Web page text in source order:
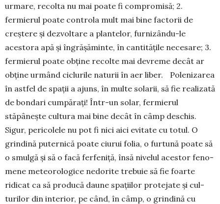
urmare, recolta nu mai poate fi compromisă; 2.
fermierul poate controla mult mai bine factorii de
creștere și dezvoltare a plantelor, furnizându-le
acestora apă și îngrășăminte, în cantitățile nece­sa­re; 3.
fermierul poate obține recolte mai devreme decât ar
obține urmând ciclurile naturii în aer liber. Polenizarea
în astfel de spații a ajuns, în multe solarii, să fie realizată
de bondari cumpărați! Într-un solar, fermierul
stăpânește cultura mai bine decât în câmp deschis.
Sigur, pericolele nu pot fi nici aici evitate cu to­tul. O
grindină puternică poate ciurui folia, o furtună poate să
o smulgă și să o facă ferfeniță, însă nivelul acestor fe­no­
mene me­teo­rolo­gice nedorite trebuie să fie foarte
ridicat ca să producă daune spa­­­țiilor protejate și cul­­
turilor din interior, pe când, în câmp, o grindină cu